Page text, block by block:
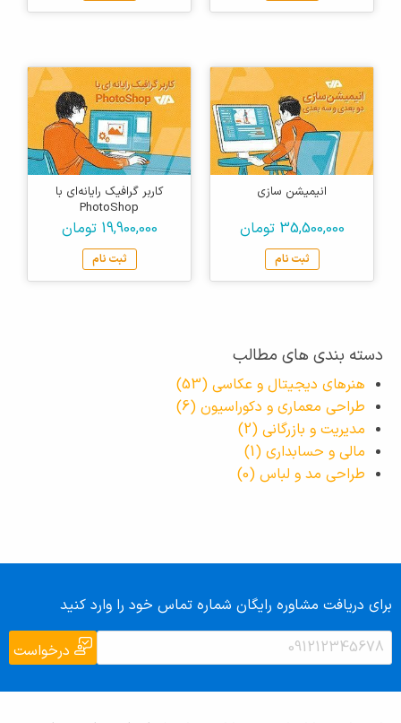
انیمیشن سازی
35,500,000 تومان
ثبت نام
کاربر گرافیک رایانه‌ای با
PhotoShop
19,900,000 تومان
ثبت نام
دسته بندی های مطالب
هنرهای دیجیتال و عکاسی (53)
طراحی معماری و دکوراسیون (6)
مدیریت و بازرگانی (2)
مالی و حسابداری (1)
طراحی مد و لباس (0)
برای دریافت مشاوره رایگان شماره تماس خود را وارد کنید